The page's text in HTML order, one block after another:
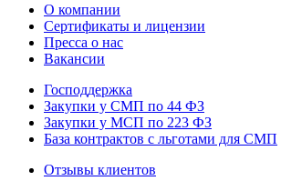
О компании
Сертификаты и лицензии
Пресса о нас
Вакансии
Господдержка
Закупки у СМП по 44 ФЗ
Закупки у МСП по 223 ФЗ
База контрактов с льготами для СМП
Отзывы клиентов